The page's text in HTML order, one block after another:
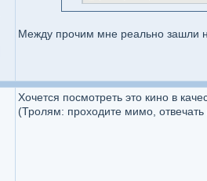
Между прочим мне реально зашли
Хочется посмотреть это кино в
(Тролям: проходите мимо,